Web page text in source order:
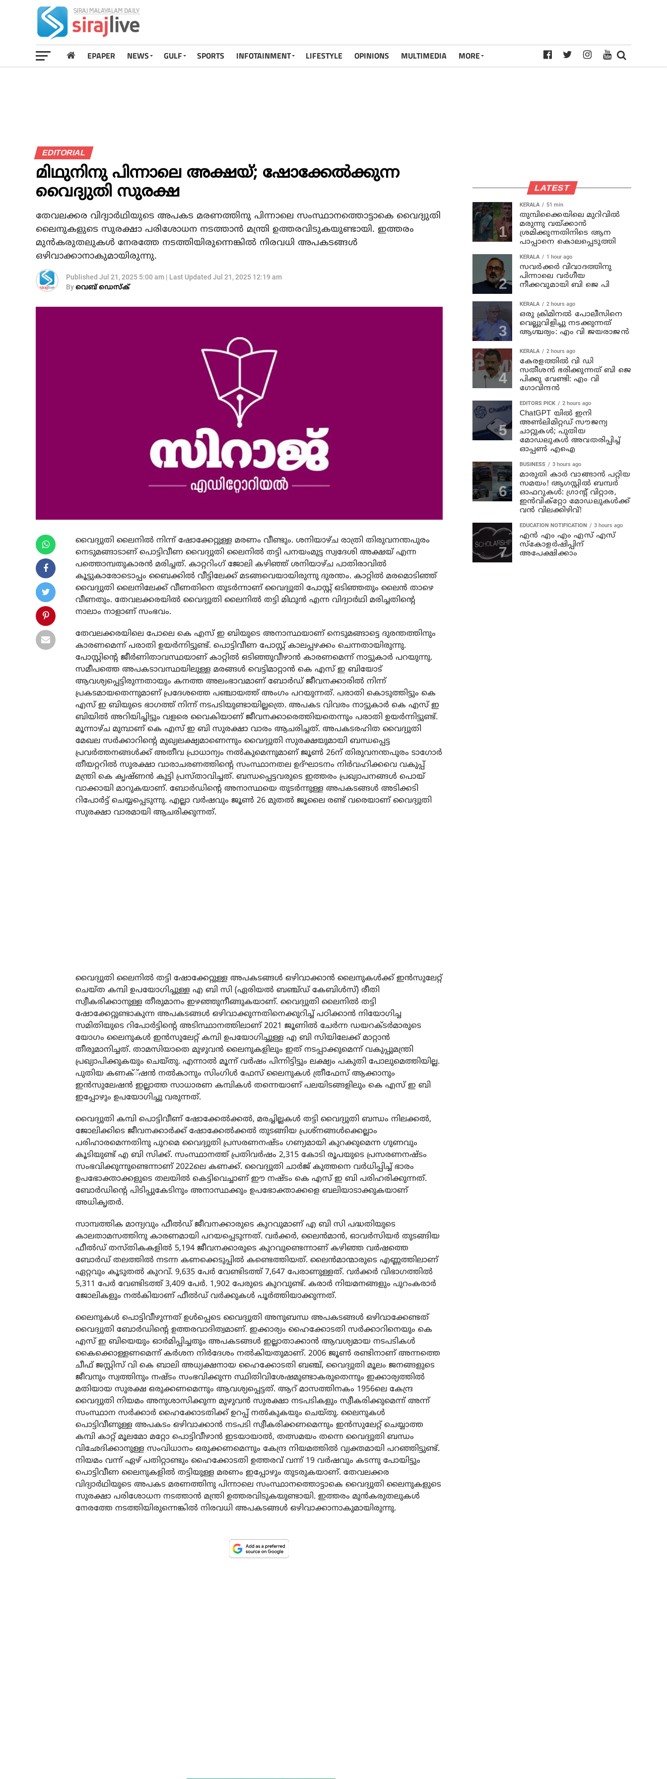
EPAPER NEWS GULF SPORTS INFOTAINMENT LIFESTYLE OPINIONS MULTIMEDIA MORE
EDITORIAL
മിഥുനിനു പിന്നാലെ അക്ഷയ്; ഷോക്കേൽക്കുന്ന
വൈദ്യുതി സുരക്ഷ
തേവലക്കര വിദ്യാര്‍ഥിയുടെ അപകട മരണത്തിനു പിന്നാലെ സംസ്ഥാനത്തൊട്ടാകെ വൈദ്യുതി
ലൈനുകളുടെ സുരക്ഷാ പരിശോധന നടത്താന്‍ മന്ത്രി ഉത്തരവിടുകയുണ്ടായി. ഇത്തരം
മുന്‍കരുതലുകള്‍ നേരത്തേ നടത്തിയിരുന്നെങ്കില്‍ നിരവധി അപകടങ്ങള്‍
ഒഴിവാക്കാനാകുമായിരുന്നു.
Published Jul 21, 2025 5:00 am | Last Updated Jul 21, 2025 12:19 am
Byവെബ് ഡെസ്‌ക്
വൈദ്യുതി ലൈനില്‍ നിന്ന് ഷോക്കേറ്റുള്ള മരണം വീണ്ടും. ശനിയാഴ്ച രാത്രി തിരുവനന്തപുരം
നെടുമങ്ങാടാണ് പൊട്ടിവീണ വൈദ്യുതി ലൈനില്‍ തട്ടി പനയംമുട്ട സ്വദേശി അക്ഷയ് എന്ന
പത്തൊമ്പതുകാരന്‍ മരിച്ചത്. കാറ്ററിംഗ് ജോലി കഴിഞ്ഞ് ശനിയാഴ്ച പാതിരാവില്‍
കൂട്ടുകാരോടൊപ്പം ബൈക്കില്‍ വീട്ടിലേക്ക് മടങ്ങവെയായിരുന്നു ദുരന്തം. കാറ്റില്‍ മരമൊടിഞ്ഞ്
വൈദ്യുതി ലൈനിലേക്ക് വീണതിനെ തുടര്‍ന്നാണ് വൈദ്യുതി പോസ്റ്റ് ഒടിഞ്ഞതും ലൈന്‍ താഴെ
വീണതും. തേവലക്കരയില്‍ വൈദ്യുതി ലൈനില്‍ തട്ടി മിഥുന്‍ എന്ന വിദ്യാര്‍ഥി മരിച്ചതിന്റെ
നാലാം നാളാണ് സംഭവം.
തേവലക്കരയിലെ പോലെ കെ എസ് ഇ ബിയുടെ അനാസ്ഥയാണ് നെടുമങ്ങാട്ടെ ദുരന്തത്തിനും
കാരണമെന്ന് പരാതി ഉയര്‍ന്നിട്ടുണ്ട്. പൊട്ടിവീണ പോസ്റ്റ് കാലപ്പഴക്കം ചെന്നതായിരുന്നു.
പോസ്റ്റിന്റെ ജീര്‍ണിതാവസ്ഥയാണ് കാറ്റില്‍ ഒടിഞ്ഞുവീഴാന്‍ കാരണമെന്ന് നാട്ടുകാര്‍ പറയുന്നു.
സമീപത്തെ അപകടാവസ്ഥയിലുള്ള മരങ്ങള്‍ വെട്ടിമാറ്റാന്‍ കെ എസ് ഇ ബിയോട്
ആവശ്യപ്പെട്ടിരുന്നതായും കനത്ത അലംഭാവമാണ് ബോര്‍ഡ് ജീവനക്കാരില്‍ നിന്ന്
പ്രകടമായതെന്നുമാണ് പ്രദേശത്തെ പഞ്ചായത്ത് അംഗം പറയുന്നത്. പരാതി കൊടുത്തിട്ടും കെ
എസ് ഇ ബിയുടെ ഭാഗത്ത് നിന്ന് നടപടിയുണ്ടായില്ലത്രെ. അപകട വിവരം നാട്ടുകാര്‍ കെ എസ് ഇ
ബിയില്‍ അറിയിച്ചിട്ടും വളരെ വൈകിയാണ് ജീവനക്കാരെത്തിയതെന്നും പരാതി ഉയര്‍ന്നിട്ടുണ്ട്.
മൂന്നാഴ്ച മുമ്പാണ് കെ എസ് ഇ ബി സുരക്ഷാ വാരം ആചരിച്ചത്. അപകടരഹിത വൈദ്യുതി
മേഖല സര്‍ക്കാറിന്റെ മുഖ്യലക്ഷ്യമാണെന്നും വൈദ്യുതി സുരക്ഷയുമായി ബന്ധപ്പെട്ട
പ്രവര്‍ത്തനങ്ങള്‍ക്ക് അതീവ പ്രാധാന്യം നല്‍കുമെന്നുമാണ് ജൂണ്‍ 26ന് തിരുവനന്തപുരം ടാഗോര്‍
തീയറ്ററില്‍ സുരക്ഷാ വാരാചരണത്തിന്റെ സംസ്ഥാനതല ഉദ്ഘാടനം നിര്‍വഹിക്കവെ വകുപ്പ്
മന്ത്രി കെ കൃഷ്ണന്‍ കുട്ടി പ്രസ്താവിച്ചത്. ബന്ധപ്പെട്ടവരുടെ ഇത്തരം പ്രഖ്യാപനങ്ങള്‍ പൊയ്
വാക്കായി മാറുകയാണ്. ബോര്‍ഡിന്റെ അനാസ്ഥയെ തുടര്‍ന്നുള്ള അപകടങ്ങള്‍ അടിക്കടി
റിപോര്‍ട്ട് ചെയ്യപ്പെടുന്നു. എല്ലാ വര്‍ഷവും ജൂണ്‍ 26 മുതല്‍ ജൂലൈ രണ്ട് വരെയാണ് വൈദ്യുതി
സുരക്ഷാ വാരമായി ആചരിക്കുന്നത്.
വൈദ്യുതി ലൈനില്‍ തട്ടി ഷോക്കേറ്റുള്ള അപകടങ്ങള്‍ ഒഴിവാക്കാന്‍ ലൈനുകള്‍ക്ക് ഇന്‍സുലേറ്റ്
ചെയ്ത കമ്പി ഉപയോഗിച്ചുള്ള എ ബി സി (ഏരിയല്‍ ബഞ്ച്ഡ് കേബിള്‍സ്) രീതി
സ്വീകരിക്കാനുള്ള തീരുമാനം ഇഴഞ്ഞുനീങ്ങുകയാണ്. വൈദ്യുതി ലൈനില്‍ തട്ടി
ഷോക്കേറ്റുണ്ടാകുന്ന അപകടങ്ങള്‍ ഒഴിവാക്കുന്നതിനെക്കുറിച്ച് പഠിക്കാന്‍ നിയോഗിച്ച
സമിതിയുടെ റിപോര്‍ട്ടിന്റെ അടിസ്ഥാനത്തിലാണ് 2021 ജൂണില്‍ ചേര്‍ന്ന ഡയറക്ടര്‍മാരുടെ
യോഗം ലൈനുകള്‍ ഇന്‍സുലേറ്റ് കമ്പി ഉപയോഗിച്ചുള്ള എ ബി സിയിലേക്ക് മാറ്റാന്‍
തീരുമാനിച്ചത്. താമസിയാതെ മുഴുവന്‍ ലൈനുകളിലും ഇത് നടപ്പാക്കുമെന്ന് വകുപ്പുമന്ത്രി
പ്രഖ്യാപിക്കുകയും ചെയ്തു. എന്നാല്‍ മൂന്ന് വര്‍ഷം പിന്നിട്ടിട്ടും ലക്ഷ്യം പകുതി പോലുമെത്തിയില്ല.
പുതിയ കണക്്ഷന്‍ നല്‍കാനും സിംഗിള്‍ ഫേസ് ലൈനുകള്‍ ത്രീഫേസ് ആക്കാനും
ഇന്‍സുലേഷന്‍ ഇല്ലാത്ത സാധാരണ കമ്പികള്‍ തന്നെയാണ് പലയിടങ്ങളിലും കെ എസ് ഇ ബി
ഇപ്പോഴും ഉപയോഗിച്ചു വരുന്നത്.
വൈദ്യുതി കമ്പി പൊട്ടിവീണ് ഷോക്കേല്‍ക്കല്‍, മരച്ചില്ലകള്‍ തട്ടി വൈദ്യുതി ബന്ധം നിലക്കല്‍,
ജോലിക്കിടെ ജീവനക്കാര്‍ക്ക് ഷോക്കേല്‍ക്കല്‍ തുടങ്ങിയ പ്രശ്‌നങ്ങള്‍ക്കെല്ലാം
പരിഹാരമെന്നതിനു പുറമെ വൈദ്യുതി പ്രസരണനഷ്ടം ഗണ്യമായി കുറക്കുമെന്ന ഗുണവും
കൂടിയുണ്ട് എ ബി സിക്ക്. സംസ്ഥാനത്ത് പ്രതിവര്‍ഷം 2,315 കോടി രൂപയുടെ പ്രസരണനഷ്ടം
സംഭവിക്കുന്നുണ്ടെന്നാണ് 2022ലെ കണക്ക്. വൈദ്യുതി ചാര്‍ജ് കുത്തനെ വര്‍ധിപ്പിച്ച് ഭാരം
ഉപഭോക്താക്കളുടെ തലയില്‍ കെട്ടിവെച്ചാണ് ഈ നഷ്ടം കെ എസ് ഇ ബി പരിഹരിക്കുന്നത്.
ബോര്‍ഡിന്റെ പിടിപ്പുകേടിനും അനാസ്ഥക്കും ഉപഭോക്താക്കളെ ബലിയാടാക്കുകയാണ്
അധികൃതര്‍.
സാമ്പത്തിക മാന്ദ്യവും ഫീല്‍ഡ് ജീവനക്കാരുടെ കുറവുമാണ് എ ബി സി പദ്ധതിയുടെ
കാലതാമസത്തിനു കാരണമായി പറയപ്പെടുന്നത്. വര്‍ക്കര്‍, ലൈന്‍മാന്‍, ഓവര്‍സിയര്‍ തുടങ്ങിയ
ഫീല്‍ഡ് തസ്തികകളില്‍ 5,194 ജീവനക്കാരുടെ കുറവുണ്ടെന്നാണ് കഴിഞ്ഞ വര്‍ഷത്തെ
ബോര്‍ഡ് തലത്തില്‍ നടന്ന കണക്കെടുപ്പില്‍ കണ്ടെത്തിയത്. ലൈന്‍മാന്മാരുടെ എണ്ണത്തിലാണ്
ഏറ്റവും കൂടുതല്‍ കുറവ്. 9,635 പേര്‍ വേണ്ടിടത്ത് 7,647 പേരാണുള്ളത്. വര്‍ക്കര്‍ വിഭാഗത്തില്‍
5,311 പേര്‍ വേണ്ടിടത്ത് 3,409 പേര്‍. 1,902 പേരുടെ കുറവുണ്ട്. കരാര്‍ നിയമനങ്ങളും പുറംകരാര്‍
ജോലികളും നല്‍കിയാണ് ഫീല്‍ഡ് വര്‍ക്കുകള്‍ പൂര്‍ത്തിയാക്കുന്നത്.
ലൈനുകള്‍ പൊട്ടിവീഴുന്നത് ഉള്‍പ്പെടെ വൈദ്യുതി അനുബന്ധ അപകടങ്ങള്‍ ഒഴിവാക്കേണ്ടത്
വൈദ്യുതി ബോര്‍ഡിന്റെ ഉത്തരവാദിത്വമാണ്. ഇക്കാര്യം ഹൈക്കോടതി സര്‍ക്കാറിനെയും കെ
എസ് ഇ ബിയെയും ഓര്‍മിപ്പിച്ചതും അപകടങ്ങള്‍ ഇല്ലാതാക്കാന്‍ ആവശ്യമായ നടപടികള്‍
കൈക്കൊള്ളണമെന്ന് കര്‍ശന നിര്‍ദേശം നല്‍കിയതുമാണ്. 2006 ജൂണ്‍ രണ്ടിനാണ് അന്നത്തെ
ചീഫ് ജസ്റ്റിസ് വി കെ ബാലി അധ്യക്ഷനായ ഹൈക്കോടതി ബഞ്ച്, വൈദ്യുതി മൂലം ജനങ്ങളുടെ
ജീവനും സ്വത്തിനും നഷ്ടം സംഭവിക്കുന്ന സ്ഥിതിവിശേഷമുണ്ടാകരുതെന്നും ഇക്കാര്യത്തില്‍
മതിയായ സുരക്ഷ ഒരുക്കണമെന്നും ആവശ്യപ്പെട്ടത്. ആറ് മാസത്തിനകം 1956ലെ കേന്ദ്ര
വൈദ്യുതി നിയമം അനുശാസിക്കുന്ന മുഴുവന്‍ സുരക്ഷാ നടപടികളും സ്വീകരിക്കുമെന്ന് അന്ന്
സംസ്ഥാന സര്‍ക്കാര്‍ ഹൈക്കോടതിക്ക് ഉറപ്പ് നല്‍കുകയും ചെയ്തു. ലൈനുകള്‍
പൊട്ടിവീണുള്ള അപകടം ഒഴിവാക്കാന്‍ നടപടി സ്വീകരിക്കണമെന്നും ഇന്‍സുലേറ്റ് ചെയ്യാത്ത
കമ്പി കാറ്റ് മൂലമോ മറ്റോ പൊട്ടിവീഴാന്‍ ഇടയായാല്‍, തത്സമയം തന്നെ വൈദ്യുതി ബന്ധം
വിഛേദിക്കാനുള്ള സംവിധാനം ഒരുക്കണമെന്നും കേന്ദ്ര നിയമത്തില്‍ വ്യക്തമായി പറഞ്ഞിട്ടുണ്ട്.
നിയമം വന്ന് ഏഴ് പതിറ്റാണ്ടും ഹൈക്കോടതി ഉത്തരവ് വന്ന് 19 വര്‍ഷവും കടന്നു പോയിട്ടും
പൊട്ടിവീണ ലൈനുകളില്‍ തട്ടിയുള്ള മരണം ഇപ്പോഴും തുടരുകയാണ്. തേവലക്കര
വിദ്യാര്‍ഥിയുടെ അപകട മരണത്തിനു പിന്നാലെ സംസ്ഥാനത്തൊട്ടാകെ വൈദ്യുതി ലൈനുകളുടെ
സുരക്ഷാ പരിശോധന നടത്താന്‍ മന്ത്രി ഉത്തരവിടുകയുണ്ടായി. ഇത്തരം മുന്‍കരുതലുകള്‍
നേരത്തേ നടത്തിയിരുന്നെങ്കില്‍ നിരവധി അപകടങ്ങള്‍ ഒഴിവാക്കാനാകുമായിരുന്നു.
LATEST
KERALA 51 min
തുമ്പിക്കൈയിലെ മുറിവില്‍
മരുന്നു വയ്ക്കാന്‍
ശ്രമിക്കുന്നതിനിടെ ആന
പാപ്പാനെ കൊലപ്പെടുത്തി
KERALA 1 hour ago
സവര്‍ക്കര്‍ വിവാദത്തിനു
പിന്നാലെ വര്‍ഗീയ
നീക്കവുമായി ബി ജെ പി
KERALA 2 hours ago
ഒരു ക്രിമിനല്‍ പോലീസിനെ
വെല്ലുവിളിച്ചു നടക്കുന്നത്
ആശ്ചര്യം: എം വി ജയരാജന്‍
KERALA 2 hours ago
കേരളത്തില്‍ വി ഡി
സതീശന്‍ ഭരിക്കുന്നത് ബി ജെ
പിക്കു വേണ്ടി: എം വി
ഗോവിന്ദന്‍
EDITORS PICK 2 hours ago
ChatGPT യിൽ ഇനി
അൺലിമിറ്റഡ് സൗജന്യ
ചാറ്റുകൾ; പുതിയ
മോഡലുകൾ അവതരിപ്പിച്ച്
ഓപ്പൺ എഐ
BUSINESS 3 hours ago
മാരുതി കാർ വാങ്ങാൻ പറ്റിയ
സമയം! ആഗസ്റ്റിൽ ബമ്പർ
ഓഫറുകൾ: ഗ്രാന്റ് വിറ്റാര,
ഇൻവിക്റ്റോ മോഡലുകൾക്ക്
വൻ വിലക്കിഴിവ്!
EDUCATION NOTIFICATION 3 hours ago
എൻ എം എം എസ് എസ്
സ്കോളർഷിപ്പിന്
അപേക്ഷിക്കാം